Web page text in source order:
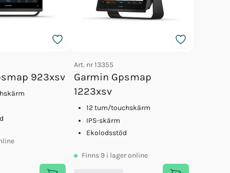
923xsv
Art. nr13355
Garmin Gpsmap
1223xsv
12 tum/touchskärm
IPS-skärm
Ekolodsstöd
Finns 9 i lager online